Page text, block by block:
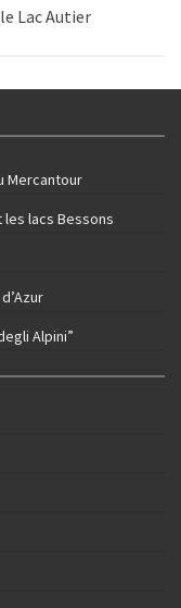
Lac Autier
Mercantour
les lacs Bessons
Alpini”